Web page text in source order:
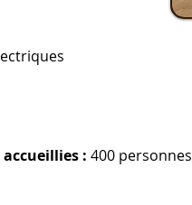
: 400 personnes